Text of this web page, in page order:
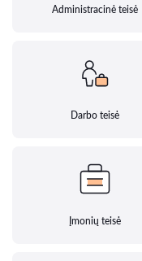
Administracinė teisė
Darbo teisė
Įmonių teisė